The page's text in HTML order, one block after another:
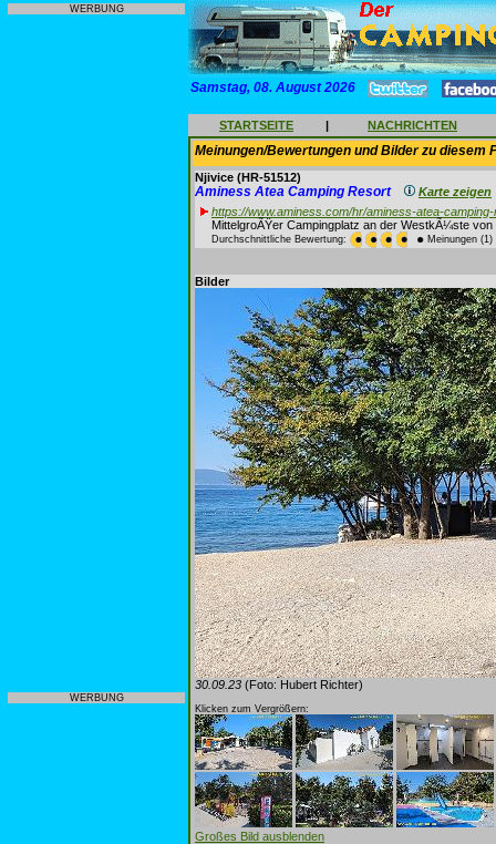
WERBUNG
WERBUNG
Samstag, 08. August 2026
STARTSEITE | NACHRICHTEN
Meinungen/Bewertungen und Bilder zu diesem
Njivice (HR-51512)
Aminess Atea Camping Resort
Karte zeigen
https://www.aminess.com/hr/aminess-atea-
MittelgroÃŸer Campingplatz an der WestkÃ¼ste von
Durchschnittliche Bewertung: Meinungen (1)
Bilder
30.09.23 (Foto: Hubert Richter)
Klicken zum Vergrößern:
Großes Bild ausblenden